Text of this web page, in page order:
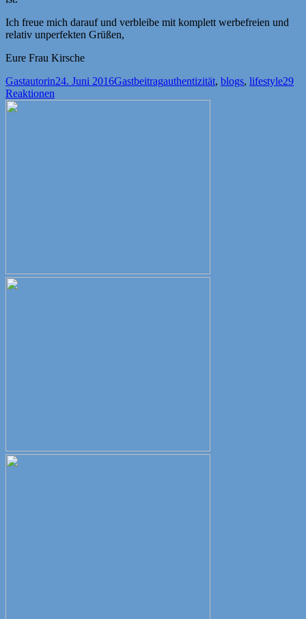
Ich freue mich darauf und verbleibe mit komplett werbefreien und
relativ unperfekten Grüßen,
Eure Frau Kirsche
Autor
GastautorinVeröffentlicht
24. Juni 2016Kategorien
GastbeitragSchlagwörter
authentizität, blogs, lifestyle29
Reaktionen